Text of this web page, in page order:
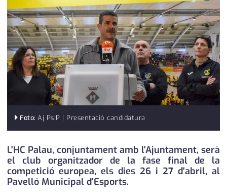
opinió
política
promo serveis
reportatge
salut
societat
successos
urbanisme
Foto: Aj PsiP | Presentació candidatura
L'HC Palau, conjuntament amb l'Ajuntament, serà
el club organitzador de la fase final de la
competició europea, els dies 26 i 27 d'abril, al
Pavelló Municipal d'Esports.